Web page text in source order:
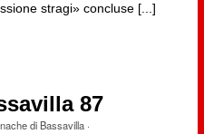
stragi» concluse [...]
87
di Bassavilla·